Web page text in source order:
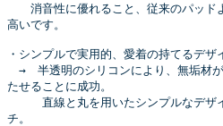
消音性に優れること、従来のパッド
高いです。
・シンプルで実用的、愛着の持てるデザ
→　半透明のシリコンにより、無垢材
たせることに成功。
直線と丸を用いたシンプルなデザイ
チ。